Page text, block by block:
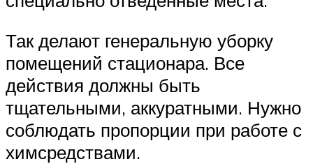
Так делают генеральную уборку
помещений стационара. Все
действия должны быть
тщательными, аккуратными. Нужно
соблюдать пропорции при работе с
химсредствами.